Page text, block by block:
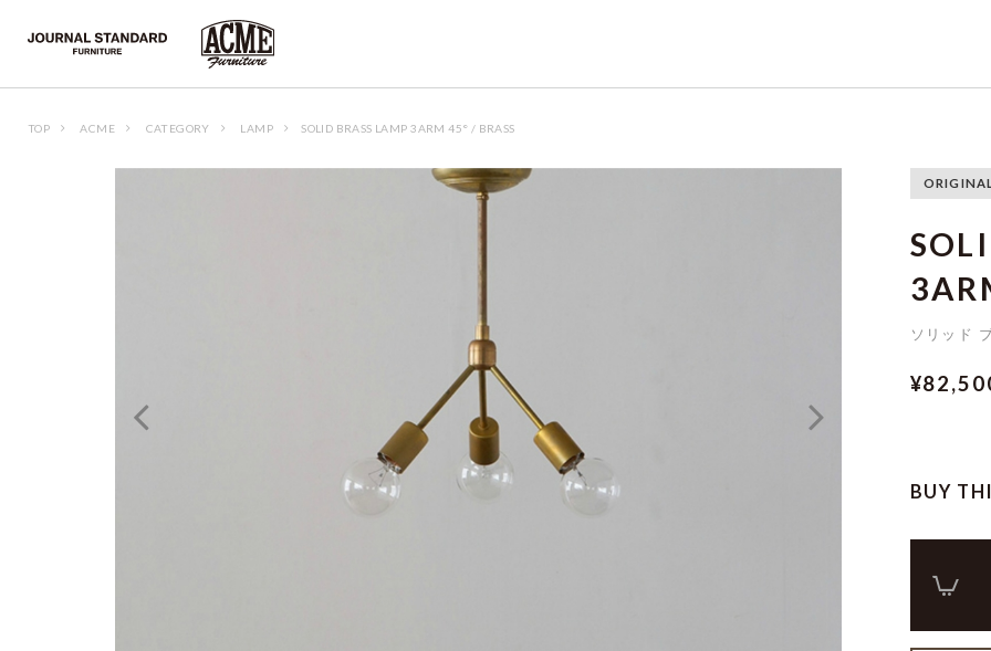
TOP ACME CATEGORY LAMP SOLID BRASS LAMP 3ARM 45° / BRASS
ソリッド
BUY